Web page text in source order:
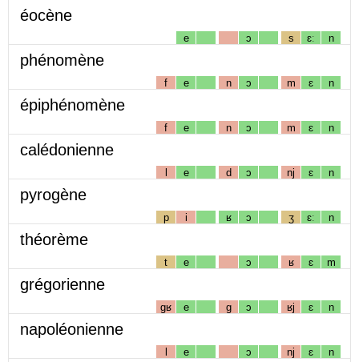
éocène
e ɔ s ɛː n
phénomène
f e n ɔ m ɛ n
épiphénomène
f e n ɔ m ɛ n
calédonienne
l e d ɔ nj ɛ n
pyrogène
p i ʁ ɔ ʒ ɛː n
théorème
t e ɔ ʁ ɛ m
grégorienne
gʁ e g ɔ ʁj ɛ n
napoléonienne
l e ɔ nj ɛ n